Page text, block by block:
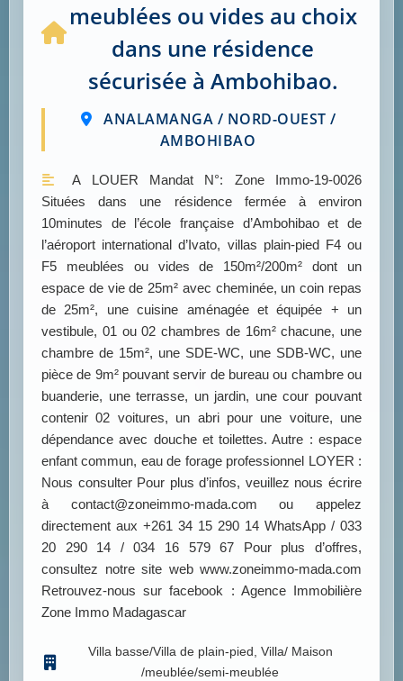
meublées ou vides au choix
dans une résidence
sécurisée à Ambohibao.
ANALAMANGA / NORD-OUEST /
AMBOHIBAO
A LOUER Mandat N°: Zone Immo-19-0026
Situées dans une résidence fermée à environ
10minutes de l’école française d’Ambohibao et de
l’aéroport international d’Ivato, villas plain-pied F4 ou
F5 meublées ou vides de 150m²/200m² dont un
espace de vie de 25m² avec cheminée, un coin repas
de 25m², une cuisine aménagée et équipée + un
vestibule, 01 ou 02 chambres de 16m² chacune, une
chambre de 15m², une SDE-WC, une SDB-WC, une
pièce de 9m² pouvant servir de bureau ou chambre ou
buanderie, une terrasse, un jardin, une cour pouvant
contenir 02 voitures, un abri pour une voiture, une
dépendance avec douche et toilettes. Autre : espace
enfant commun, eau de forage professionnel LOYER :
Nous consulter Pour plus d’infos, veuillez nous écrire
à contact@zoneimmo-mada.com ou appelez
directement aux +261 34 15 290 14 WhatsApp / 033
20 290 14 / 034 16 579 67 Pour plus d’offres,
consultez notre site web www.zoneimmo-mada.com
Retrouvez-nous sur facebook : Agence Immobilière
Zone Immo Madagascar
Villa basse/Villa de plain-pied, Villa/ Maison
/meublée/semi-meublée